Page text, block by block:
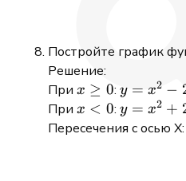
Постройте график
Решение:
При x
\geq
0
x ≥ 0: y =
x^{2}
- 2x -
y = x2 −
При x
<
x < 0: y =
x^{2}
y = x2 +
Пересечения с осью X: